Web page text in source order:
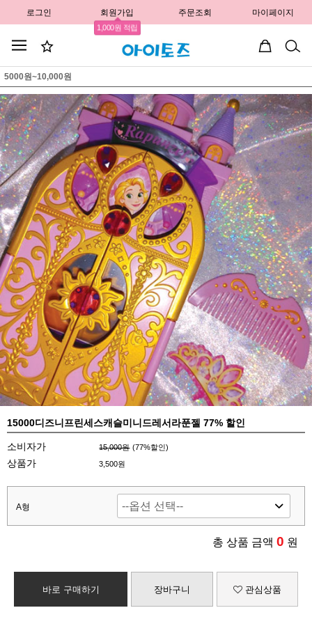
로그인 회원가입
1,000원 적립
주문조회 마이페이지
5000원~10,000원
15000디즈니프린세스캐슬미니드레서라푼젤 77% 할인
소비자가 15,000원 (77%할인)
상품가 3,500원
A형
총 상품 금액 0 원
바로 구매하기 장바구니 관심상품